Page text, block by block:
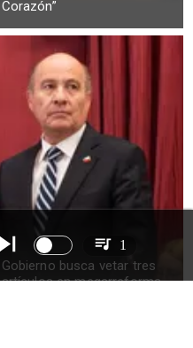
Corazón”
Gobierno busca vetar tres
artículos en megarreforma
1